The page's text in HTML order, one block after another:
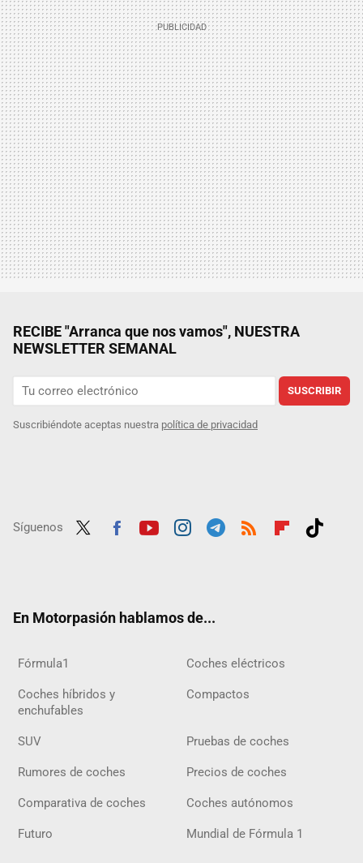
RECIBE "Arranca que nos vamos", NUESTRA
NEWSLETTER SEMANAL
SUSCRIBIR
Suscribiéndote aceptas nuestra política de privacidad
Síguenos
En Motorpasión hablamos de...
Fórmula1 Coches eléctricos
Coches híbridos y
enchufables
Compactos
SUV Pruebas de coches
Rumores de coches Precios de coches
Comparativa de coches Coches autónomos
Futuro Mundial de Fórmula 1